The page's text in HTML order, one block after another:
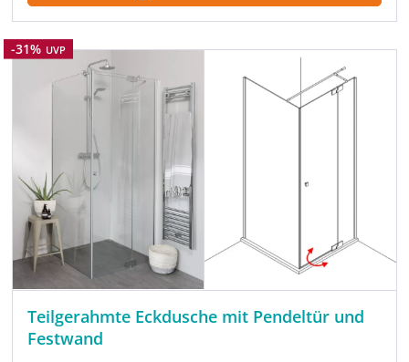
Rabatt
-31% UVP
Teilgerahmte Eckdusche mit Pendeltür und
Festwand